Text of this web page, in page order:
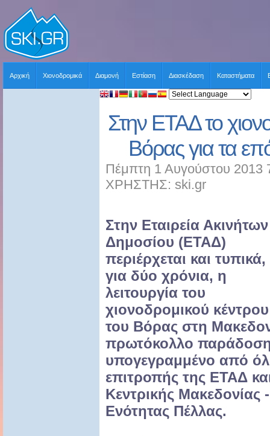
Αρχική Χιονοδρομικά Διαμονή Εστίαση Διασκέδαση Καταστήματα
Στην ΕΤΑΔ το
Βόρας για τα
Πέμπτη 1 Αυγούστου 2013
ΧΡΗΣΤΗΣ: ski.gr
Στην Εταιρεία Ακινήτων
Δημοσίου (ΕΤΑΔ)
περιέρχεται και τυπικά,
για δύο χρόνια, η
λειτουργία του
χιονοδρομικού κέντρου
του Βόρας στη
πρωτόκολλο
υπογεγραμμένο από
επιτροπής της ΕΤΑΔ
Κεντρικής Μακεδονίας
Ενότητας Πέλλας.